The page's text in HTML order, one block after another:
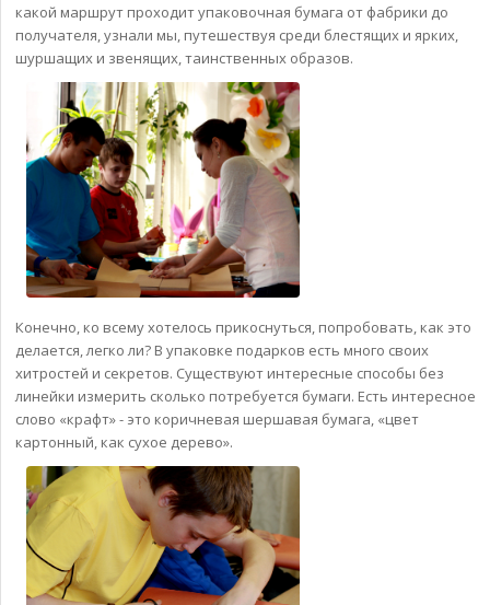
какой маршрут проходит упаковочная бумага от фабрики до
получателя, узнали мы, путешествуя среди блестящих и ярких,
шуршащих и звенящих, таинственных образов.
Конечно, ко всему хотелось прикоснуться, попробовать, как это
делается, легко ли? В упаковке подарков есть много своих
хитростей и секретов. Существуют интересные способы без
линейки измерить сколько потребуется бумаги. Есть интересное
слово «крафт» - это коричневая шершавая бумага, «цвет
картонный, как сухое дерево».